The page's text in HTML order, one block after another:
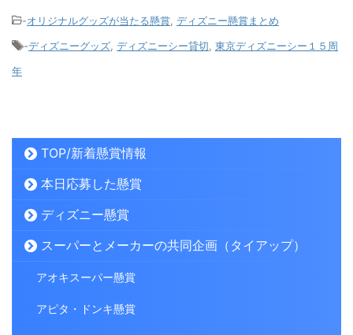
-オリジナルグッズが当たる懸賞 ディズニー懸賞まとめ
-ディズニーグッズ ディズニーシー貸切 東京ディズニーシー１５周
年
TOP/新着懸賞情報
本日応募した懸賞
ディズニー懸賞
スーパーとメーカーの共同企画（タイアップ）
アオキスーパー懸賞
アピタ・ドンキ懸賞